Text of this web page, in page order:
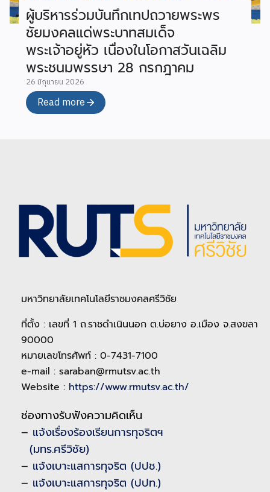
ผู้บริหารร่วมบันทึกเทปถวายพระพร
ชัยมงคลแด่พระบาทสมเด็จ
พระเจ้าอยู่หัว เนื่องในโอกาสวันเฉลิม
พระชนมพรรษา 28 กรกฎาคม
26 มิถุนายน 2026
Read more
มหาวิทยาลัยเทคโนโลยีราชมงคลศรีวิชัย
ที่ตั้ง : เลขที่ 1 ถ.ราชดำเนินนอก ต.บ่อยาง อ.เมือง จ.สงขลา
90000
หมายเลขโทรศัพท์ : 0-7431-7100
e-mail : saraban@rmutsv.ac.th
Website : https://www.rmutsv.ac.th/
ช่องทางรับฟังความคิดเห็น
– แจ้งเรื่องร้องเรียนการทุจริตฯ
(มทร.ศรีวิชัย)
– แจ้งเบาะแสการทุจริต (ปปช.)
– แจ้งเบาะแสการทุจริต (ปปท.)